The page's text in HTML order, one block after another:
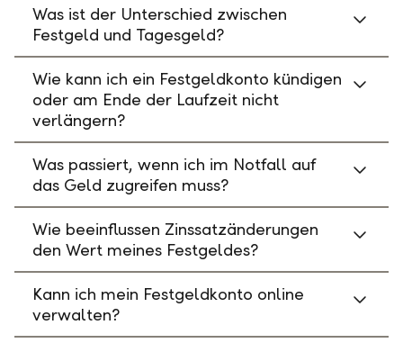
Was ist der Unterschied zwischen
Festgeld und Tagesgeld?
Wie kann ich ein Festgeldkonto kündigen
oder am Ende der Laufzeit nicht
verlängern?
Was passiert, wenn ich im Notfall auf
das Geld zugreifen muss?
Wie beeinflussen Zinssatzänderungen
den Wert meines Festgeldes?
Kann ich mein Festgeldkonto online
verwalten?